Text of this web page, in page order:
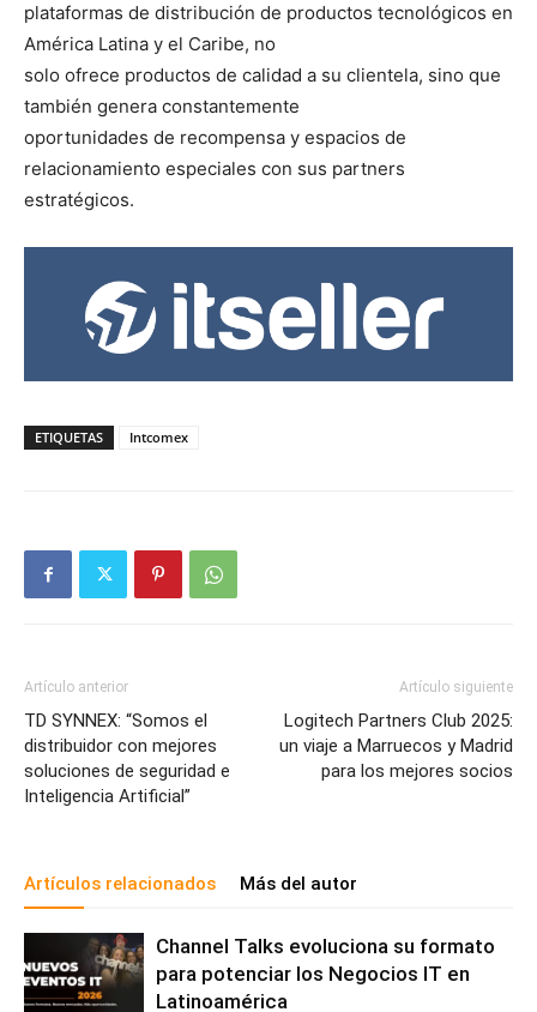
plataformas de distribución de productos tecnológicos en
América Latina y el Caribe, no
solo ofrece productos de calidad a su clientela, sino que
también genera constantemente
oportunidades de recompensa y espacios de
relacionamiento especiales con sus partners
estratégicos.
ETIQUETAS Intcomex
Artículo anterior
TD SYNNEX: “Somos el
distribuidor con mejores
soluciones de seguridad e
Inteligencia Artificial”
Artículo siguiente
Logitech Partners Club 2025:
un viaje a Marruecos y Madrid
para los mejores socios
Artículos relacionados Más del autor
Channel Talks evoluciona su formato
para potenciar los Negocios IT en
Latinoamérica